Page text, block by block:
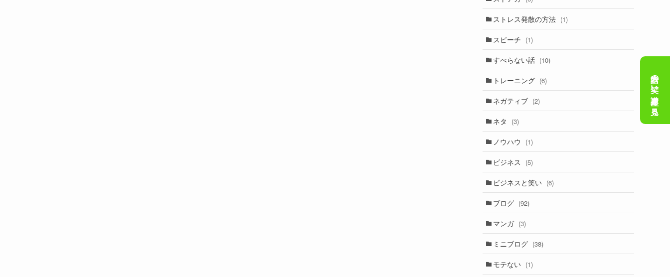
ストレス発散の方法 (1)
スピーチ (1)
すべらない話 (10)
トレーニング (6)
ネガティブ (2)
ネタ (3)
ノウハウ (1)
ビジネス (5)
ビジネスと笑い (6)
ブログ (92)
マンガ (3)
ミニブログ (38)
モテない (1)
会話の笑い講座を見る